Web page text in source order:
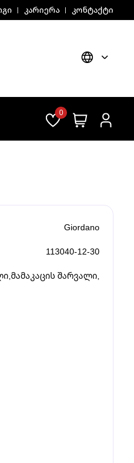
კარიერა კონტაქტი
0
Giordano
113040-12-30
,მამაკაცის შარვალი,